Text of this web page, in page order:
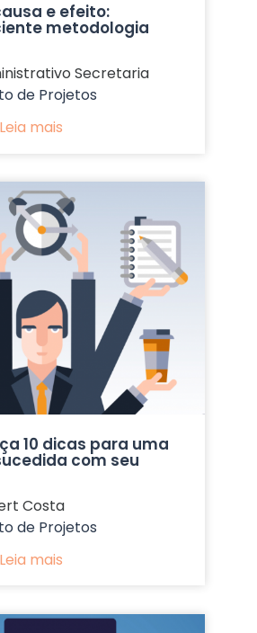
e efeito:
metodologia
Secretaria
de Projetos
Leia mais
10 dicas para uma
com seu
Costa
de Projetos
Leia mais